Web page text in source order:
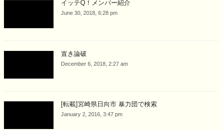
イッテQ！メンバー紹介
June 30, 2018, 6:28 pm
置き論破
December 6, 2018, 2:27 am
[転載]宮崎県日向市 暴力団で検索
January 2, 2016, 3:47 pm